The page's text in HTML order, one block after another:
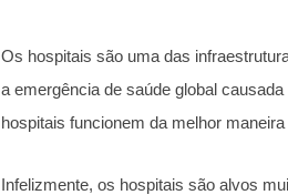
Os hospitais são uma das
a emergência de saúde global
hospitais funcionem da melhor
Infelizmente, os hospitais são alvos